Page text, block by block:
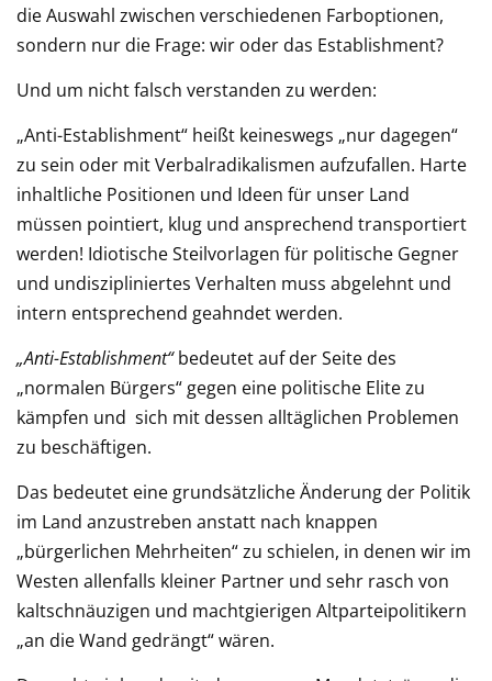
die Auswahl zwischen verschiedenen Farboptionen,
sondern nur die Frage: wir oder das Establishment?
Und um nicht falsch verstanden zu werden:
„Anti-Establishment“ heißt keineswegs „nur dagegen“
zu sein oder mit Verbalradikalismen aufzufallen. Harte
inhaltliche Positionen und Ideen für unser Land
müssen pointiert, klug und ansprechend transportiert
werden! Idiotische Steilvorlagen für politische Gegner
und undiszipliniertes Verhalten muss abgelehnt und
intern entsprechend geahndet werden.
„Anti-Establishment“bedeutet auf der Seite des
„normalen Bürgers“ gegen eine politische Elite zu
kämpfen und sich mit dessen alltäglichen Problemen
zu beschäftigen.
Das bedeutet eine grundsätzliche Änderung der Politik
im Land anzustreben anstatt nach knappen
„bürgerlichen Mehrheiten“ zu schielen, in denen wir im
Westen allenfalls kleiner Partner und sehr rasch von
kaltschnäuzigen und machtgierigen Altparteipolitikern
„an die Wand gedrängt“ wären.